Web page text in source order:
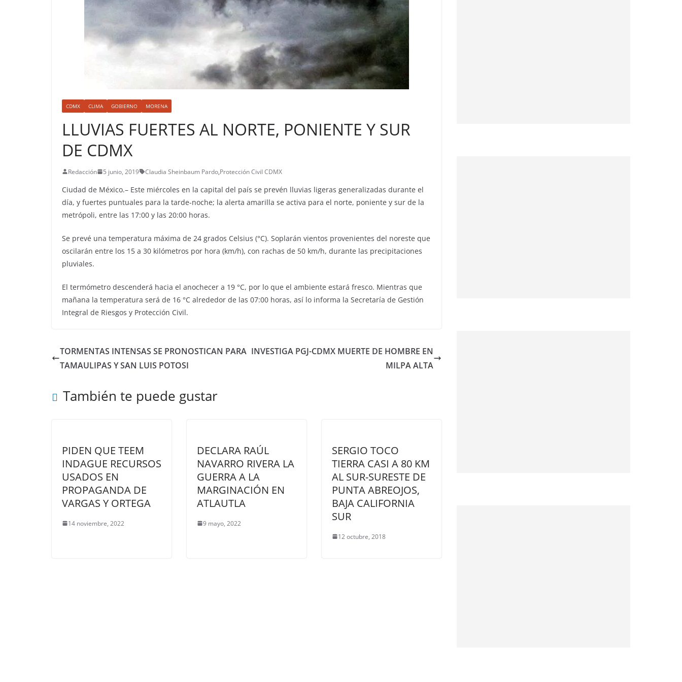
CDMX CLIMA GOBIERNO MORENA
LLUVIAS FUERTES AL NORTE, PONIENTE Y SUR
DE CDMX
Redacción 5 junio, 2019 Claudia Sheinbaum Pardo,Protección Civil CDMX
Ciudad de México.– Este miércoles en la capital del país se prevén lluvias ligeras generalizadas durante el
día, y fuertes puntuales para la tarde-noche; la alerta amarilla se activa para el norte, poniente y sur de la
metrópoli, entre las 17:00 y las 20:00 horas.
Se prevé una temperatura máxima de 24 grados Celsius (°C). Soplarán vientos provenientes del noreste que
oscilarán entre los 15 a 30 kilómetros por hora (km/h), con rachas de 50 km/h, durante las precipitaciones
pluviales.
El termómetro descenderá hacia el anochecer a 19 °C, por lo que el ambiente estará fresco. Mientras que
mañana la temperatura será de 16 °C alrededor de las 07:00 horas, así lo informa la Secretaría de Gestión
Integral de Riesgos y Protección Civil.
TORMENTAS INTENSAS SE PRONOSTICAN PARA
TAMAULIPAS Y SAN LUIS POTOSI
INVESTIGA PGJ-CDMX MUERTE DE HOMBRE EN
MILPA ALTA
También te puede gustar
PIDEN QUE TEEM
INDAGUE RECURSOS
USADOS EN
PROPAGANDA DE
VARGAS Y ORTEGA
14 noviembre, 2022
DECLARA RAÚL
NAVARRO RIVERA LA
GUERRA A LA
MARGINACIÓN EN
ATLAUTLA
9 mayo, 2022
SERGIO TOCO
TIERRA CASI A 80 KM
AL SUR-SURESTE DE
PUNTA ABREOJOS,
BAJA CALIFORNIA
SUR
12 octubre, 2018